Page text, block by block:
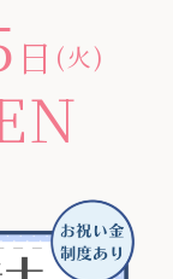
日 (火)